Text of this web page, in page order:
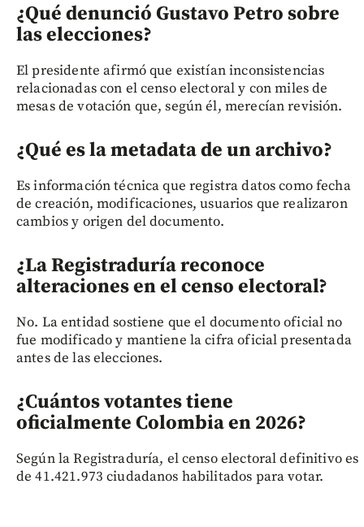
¿Qué denunció Gustavo Petro sobre
las elecciones?
El presidente afirmó que existían inconsistencias
relacionadas con el censo electoral y con miles de
mesas de votación que, según él, merecían revisión.
¿Qué es la metadata de un archivo?
Es información técnica que registra datos como fecha
de creación, modificaciones, usuarios que realizaron
cambios y origen del documento.
¿La Registraduría reconoce
alteraciones en el censo electoral?
No. La entidad sostiene que el documento oficial no
fue modificado y mantiene la cifra oficial presentada
antes de las elecciones.
¿Cuántos votantes tiene
oficialmente Colombia en 2026?
Según la Registraduría, el censo electoral definitivo es
de 41.421.973 ciudadanos habilitados para votar.